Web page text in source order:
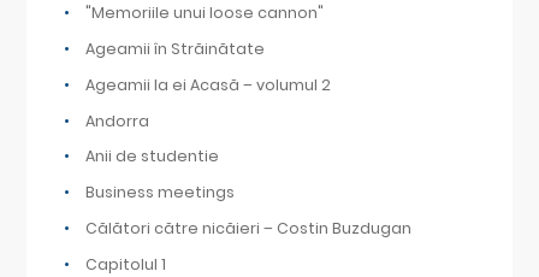
"Memoriile unui loose cannon"
Ageamii în Străinătate
Ageamii la ei Acasă – volumul 2
Andorra
Anii de studentie
Business meetings
Călători către nicăieri – Costin Buzdugan
Capitolul 1